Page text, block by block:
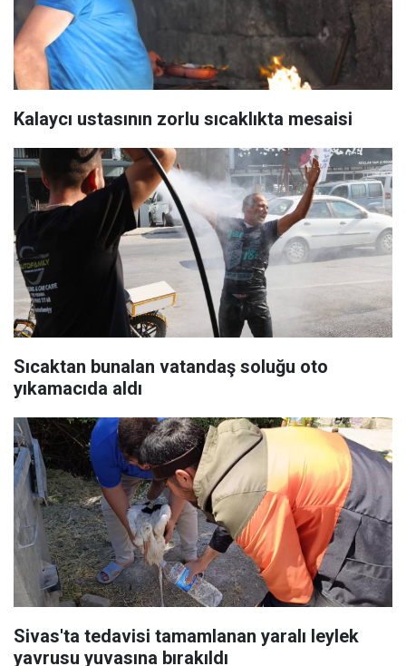
Kalaycı ustasının zorlu sıcaklıkta mesaisi
Sıcaktan bunalan vatandaş soluğu oto
yıkamacıda aldı
Sivas'ta tedavisi tamamlanan yaralı leylek
yavrusu yuvasına bırakıldı